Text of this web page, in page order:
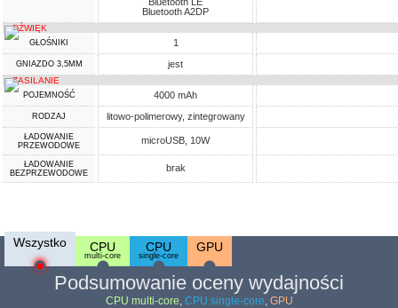
Bluetooth A2DP
DŹWIĘK
GŁOŚNIKI 1
GNIAZDO 3,5MM jest
ZASILANIE
POJEMNOŚĆ 4000 mAh
RODZAJ litowo-polimerowy, zintegrowany
ŁADOWANIE
PRZEWODOWE
microUSB, 10W
ŁADOWANIE
BEZPRZEWODOWE
brak
Wszystko CPU
multi-core
CPU
single-core
GPU
Podsumowanie oceny wydajności
CPU multi-core, CPU single-core, GPU